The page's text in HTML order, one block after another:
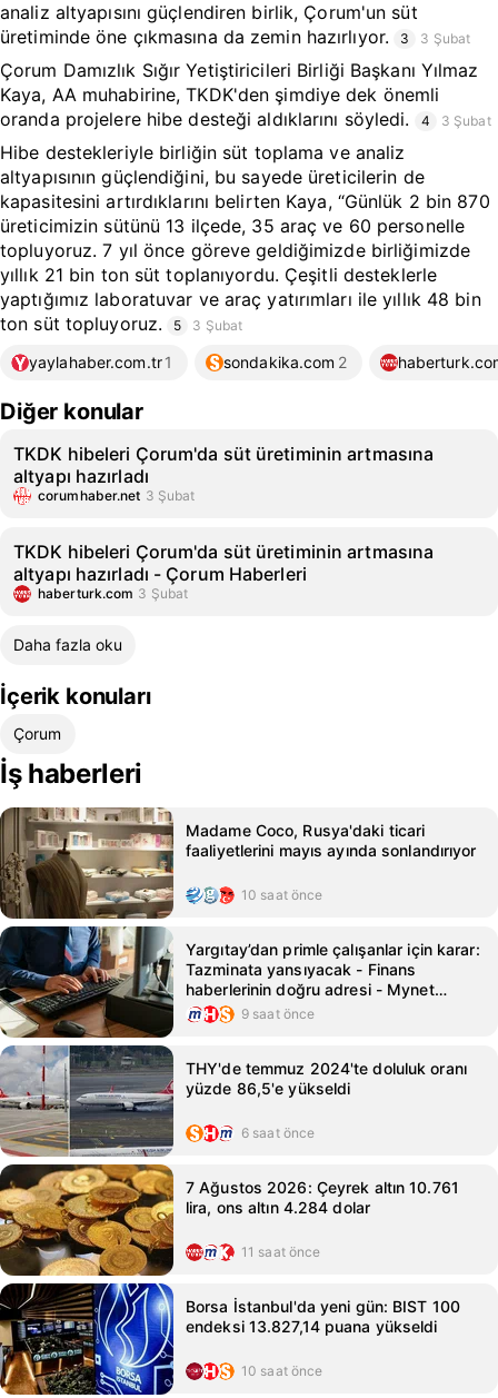
analiz altyapısını güçlendiren birlik, Çorum'un süt
üretiminde öne çıkmasına da zemin hazırlıyor.
3 3 Şubat
Çorum Damızlık Sığır Yetiştiricileri Birliği Başkanı Yılmaz
Kaya, AA muhabirine, TKDK'den şimdiye dek önemli
oranda projelere hibe desteği aldıklarını söyledi.
4 3 Şubat
Hibe destekleriyle birliğin süt toplama ve analiz
altyapısının güçlendiğini, bu sayede üreticilerin de
kapasitesini artırdıklarını belirten Kaya, “Günlük 2 bin 870
üreticimizin sütünü 13 ilçede, 35 araç ve 60 personelle
topluyoruz. 7 yıl önce göreve geldiğimizde birliğimizde
yıllık 21 bin ton süt toplanıyordu. Çeşitli desteklerle
yaptığımız laboratuvar ve araç yatırımları ile yıllık 48 bin
ton süt topluyoruz.
5 3 Şubat
yaylahaber.com.tr1 sondakika.com 2
Diğer konular
TKDK hibeleri Çorum'da süt üretiminin artmasına
altyapı hazırladı
corumhaber.net 3 Şubat
TKDK hibeleri Çorum'da süt üretiminin artmasına
altyapı hazırladı - Çorum Haberleri
haberturk.com 3 Şubat
Daha fazla oku
İçerik konuları
Çorum
İş haberleri
Madame Coco, Rusya'daki ticari
faaliyetlerini mayıs ayında sonlandırıyor
10 saat önce
Yargıtay’dan primle çalışanlar için karar:
Tazminata yansıyacak - Finans
haberlerinin doğru adresi - Mynet
Finans Haber9 saat önce
THY'de temmuz 2024'te doluluk oranı
yüzde 86,5'e yükseldi
6 saat önce
7 Ağustos 2026: Çeyrek altın 10.761
lira, ons altın 4.284 dolar
11 saat önce
Borsa İstanbul'da yeni gün: BIST 100
endeksi 13.827,14 puana yükseldi
10 saat önce